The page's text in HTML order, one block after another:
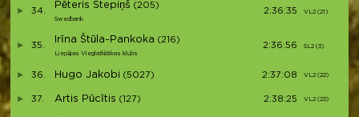
34.
Pēteris Stepiņš (205)
Swedbank
2:36:35 VL2 (21)
35.
Irīna Štūla-Pankoka (216)
Liepājas Vieglatlētikas klubs
2:36:56 SL2 (3)
36. Hugo Jakobi (5027) 2:37:08 VL2 (22)
37. Artis Pūcītis (127) 2:38:25 VL2 (23)